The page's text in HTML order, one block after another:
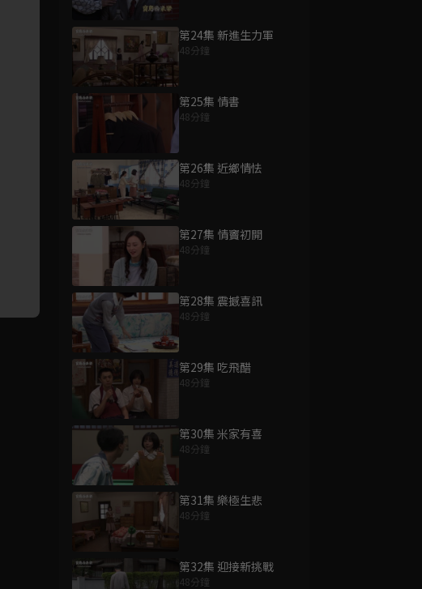
第24集 新進生力軍
48分鐘
第25集 情書
48分鐘
第26集 近鄉情怯
48分鐘
第27集 情竇初開
48分鐘
第28集 震撼喜訊
48分鐘
第29集 吃飛醋
48分鐘
第30集 米家有喜
48分鐘
第31集 樂極生悲
48分鐘
第32集 迎接新挑戰
48分鐘